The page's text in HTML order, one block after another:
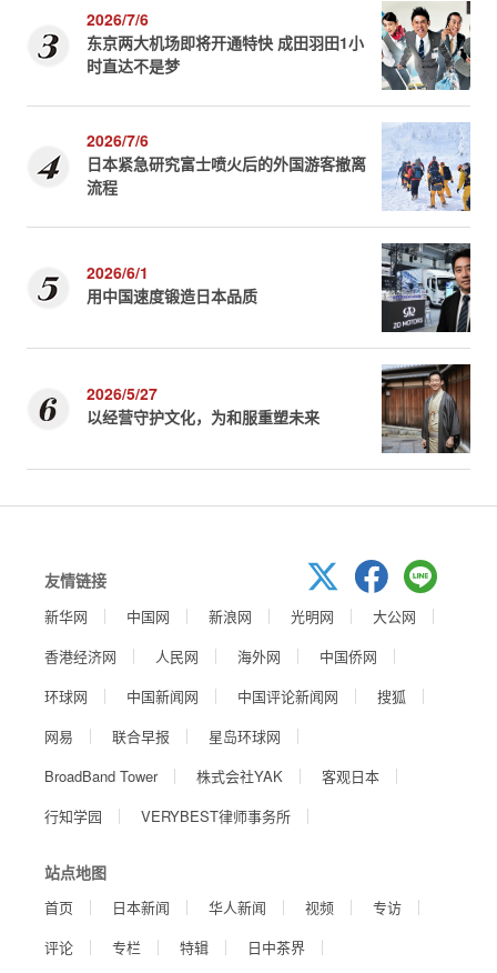
2026/7/6
东京两大机场即将开通特快 成田羽田1小
时直达不是梦
2026/7/6
日本紧急研究富士喷火后的外国游客撤离
流程
2026/6/1
用中国速度锻造日本品质
2026/5/27
以经营守护文化，为和服重塑未来
友情链接
新华网 中国网 新浪网 光明网
大公网
香港经济网
人民网 海外网
中国侨网
环球网
中国新闻网 中国评论新闻网
搜狐
网易
联合早报
星岛环球网
BroadBand Tower
株式会社YAK
客观日本
行知学园
VERYBEST律师事务所
站点地图
首页 日本新闻 华人新闻 视频
专访
评论
专栏 特辑 日中茶界